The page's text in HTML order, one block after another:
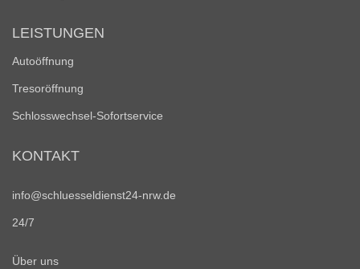
LEISTUNGEN
Autoöffnung
Tresoröffnung
Schlosswechsel-Sofortservice
KONTAKT
info@schluesseldienst24-nrw.de
24/7
Über uns